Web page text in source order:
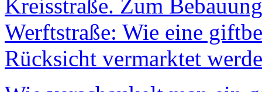
Kreisstraße. Zum
Werftstraße: Wie eine
Rücksicht vermarktet